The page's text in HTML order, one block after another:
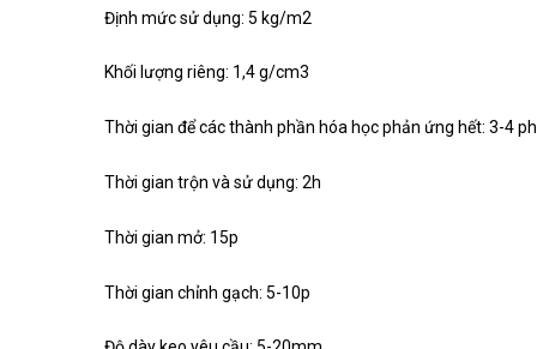
Định mức sử dụng: 5 kg/m2
Khối lượng riêng: 1,4 g/cm3
Thời gian để các thành phần hóa học phản ứng hết: 3-4
Thời gian trộn và sử dụng: 2h
Thời gian mở: 15p
Thời gian chỉnh gạch: 5-10p